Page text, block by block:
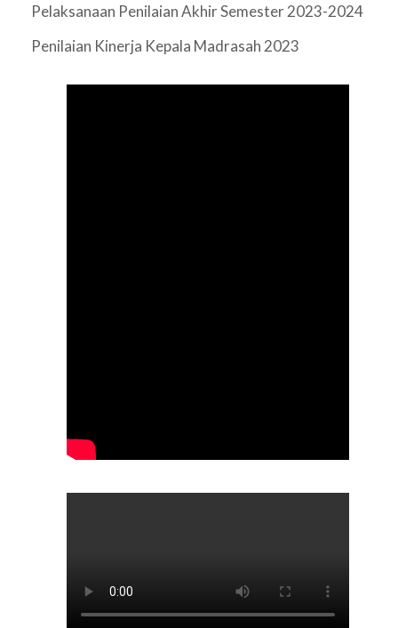
Pelaksanaan Penilaian Akhir Semester 2023-2024
Penilaian Kinerja Kepala Madrasah 2023